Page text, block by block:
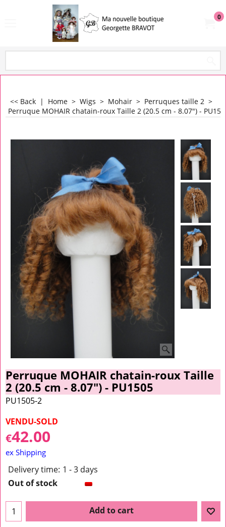
0
<< Back | Home > Wigs > Mohair > Perruques taille 2 >
Perruque MOHAIR chatain-roux Taille 2 (20.5 cm - 8.07") -
Perruque MOHAIR chatain-roux Taille
2 (20.5 cm - 8.07") - PU1505
PU1505-2
VENDU-SOLD
€42.00
ex Shipping
Delivery time: 1 - 3 days
Out of stock
Add to cart